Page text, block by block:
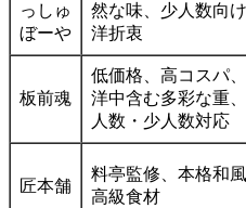
っしゅ
ぼーや
然な味、少人数向
洋折衷
板前魂
低価格、高コスパ
洋中含む多彩な重
人数・少人数対応
匠本舗
料亭監修、本格和風
高級食材